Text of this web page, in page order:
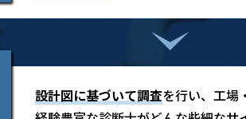
設計図に基づいて調査を行い、工場